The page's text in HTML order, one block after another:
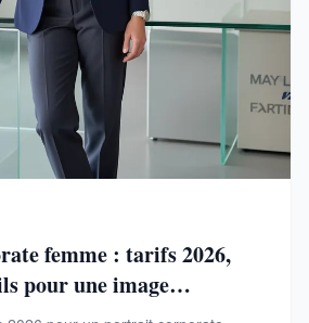
femme : tarifs 2026,
pour une image